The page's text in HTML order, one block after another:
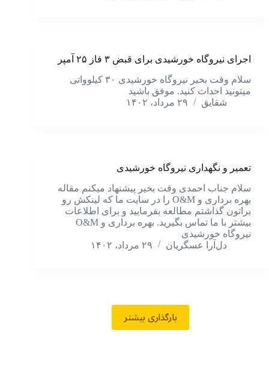
اجرای نیروگاه خورشیدی برای قبض ۳ فاز ۲۵ آمپر
سلام وقت بخیر نیروگاه خورشیدی ۳۰ کیلوواتی
میتونید احداث کنید. موفق باشید
شقایق
۲۹ مرداد، ۱۴۰۲
تعمیر و نگهداری نیروگاه خورشیدی
سلام جناب احمدی وقت بخیر پیشنهاد میکنم مقاله
بهره برداری و O&M را در سایت ما که لینکش رو
براتون گذاشتم مطالعه بفرمایید و برای اطلاعات
بیشتر با ما تماس بگیرید. بهره برداری و O&M
نیروگاه خورشیدی
دل‌آرا عسگریان
۲۹ مرداد، ۱۴۰۲
بارگذاری بیشتر